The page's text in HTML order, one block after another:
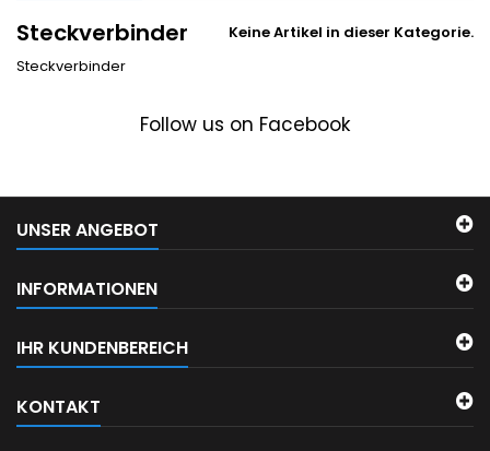
Steckverbinder
Keine Artikel in dieser Kategorie.
Steckverbinder
Follow us on Facebook
UNSER ANGEBOT
INFORMATIONEN
IHR KUNDENBEREICH
KONTAKT